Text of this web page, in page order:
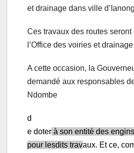
et drainage dans ville
Ces travaux des routes seront
l’Office des voiries et
A cette occasion, la
demandé aux responsables
Ndombe
d
e doter à son entité des
pour lesdits travaux. Et ce,